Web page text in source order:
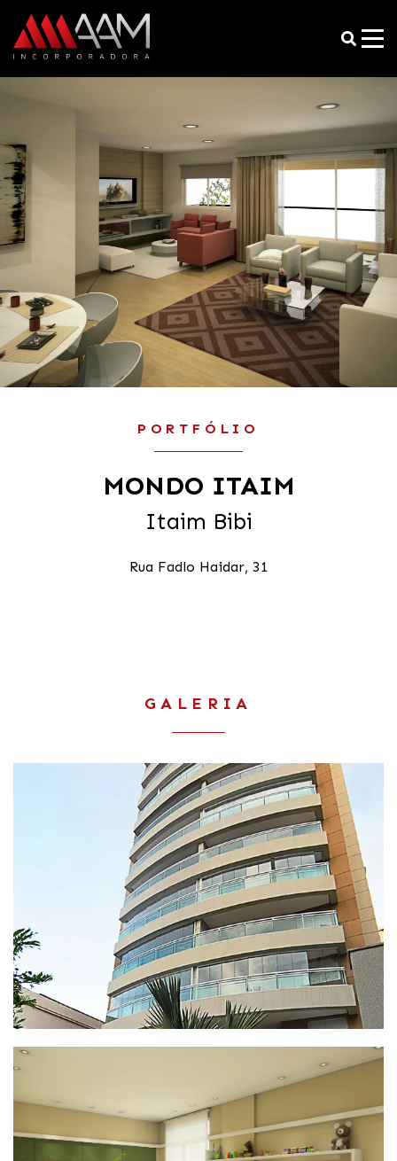
PORTFÓLIO
MONDO ITAIM
Itaim Bibi
Rua Fadlo Haidar, 31
GALERIA